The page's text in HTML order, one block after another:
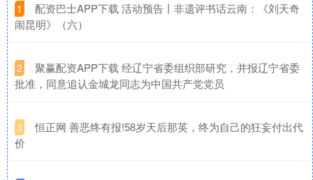
1
​配资巴士APP下载 活动预告丨非遗评书话云南：《刘天奇
闹昆明》（六）
2
​聚赢配资APP下载 经辽宁省委组织部研究，并报辽宁省委
批准，同意追认金城龙同志为中国共产党党员
3
​恒正网 善恶终有报!58岁天后那英，终为自己的狂妄付出代
价